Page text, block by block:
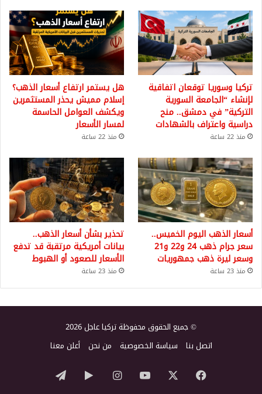
تركيا وسوريا توقعان اتفاقية
لإنشاء “الجامعة السورية
التركية” في دمشق.. منح
دراسية واعتراف بالشهادات
منذ 22 ساعة
هل يستمر ارتفاع أسعار الذهب؟
إسلام مميش يحذر المستثمرين
ويكشف العوامل الحاسمة
لمسار الأسعار
منذ 22 ساعة
أسعار الذهب اليوم الخميس..
سعر جرام ذهب 24 و22 و21
وسعر ليرة ذهب جمهوريات
منذ 23 ساعة
تحذير بشأن أسعار الذهب..
بيانات أمريكية مرتقبة قد تدفع
الأسعار للصعود أو الهبوط
منذ 23 ساعة
© جميع الحقوق محفوظة تركيا عاجل 2026
اتصل بنا سياسة الخصوصية من نحن أعلن معنا
فيسبوك ‫YouTubeانستقرام‏Googleتيلقرام